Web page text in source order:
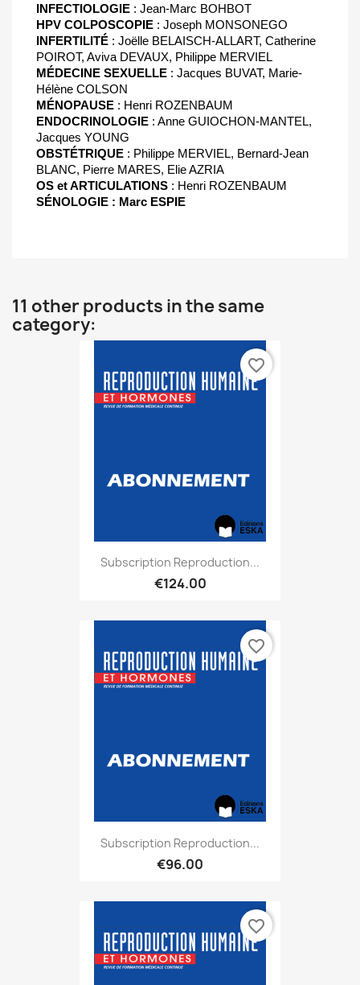
INFECTIOLOGIE : Jean-Marc BOHBOT
HPV COLPOSCOPIE : Joseph MONSONEGO
INFERTILITÉ : Joëlle BELAISCH-ALLART, Catherine
POIROT, Aviva DEVAUX, Philippe MERVIEL
MÉDECINE SEXUELLE : Jacques BUVAT, Marie-
Hélène COLSON
MÉNOPAUSE : Henri ROZENBAUM
ENDOCRINOLOGIE : Anne GUIOCHON-MANTEL,
Jacques YOUNG
OBSTÉTRIQUE : Philippe MERVIEL, Bernard-Jean
BLANC, Pierre MARES, Elie AZRIA
OS et ARTICULATIONS : Henri ROZENBAUM
SÉNOLOGIE : Marc ESPIE
11 other products in the same
category:
Subscription Reproduction...
€124.00
favorite_border
Subscription Reproduction...
€96.00
favorite_border
favorite_border